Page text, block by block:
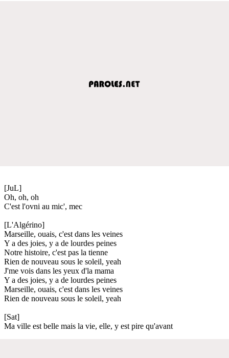
[JuL]
Oh, oh, oh
C'est l'ovni au mic', mec
[L'Algérino]
Marseille, ouais, c'est dans les veines
Y a des joies, y a de lourdes peines
Notre histoire, c'est pas la tienne
Rien de nouveau sous le soleil, yeah
J'me vois dans les yeux d'la mama
Y a des joies, y a de lourdes peines
Marseille, ouais, c'est dans les veines
Rien de nouveau sous le soleil, yeah
[Sat]
Ma ville est belle mais la vie, elle, y est pire qu'avant